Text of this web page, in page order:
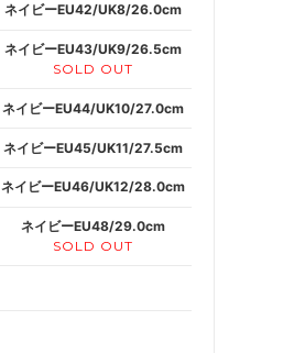
ネイビーEU42/UK8/26.0cm
ネイビーEU43/UK9/26.5cm
SOLD OUT
ネイビーEU44/UK10/27.0cm
ネイビーEU45/UK11/27.5cm
ネイビーEU46/UK12/28.0cm
ネイビーEU48/29.0cm
SOLD OUT